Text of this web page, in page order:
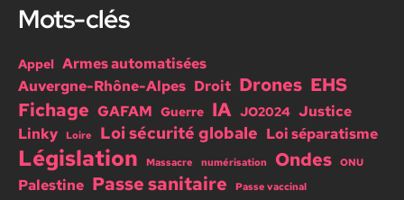
Mots-clés
Appel Armes automatisées
Auvergne-Rhône-Alpes Droit Drones EHS
Fichage GAFAM Guerre IA JO2024 Justice
Linky
Loire Loi sécurité globale Loi séparatisme
Législation Massacre numérisation Ondes ONU
Palestine Passe sanitaire
Passe vaccinal